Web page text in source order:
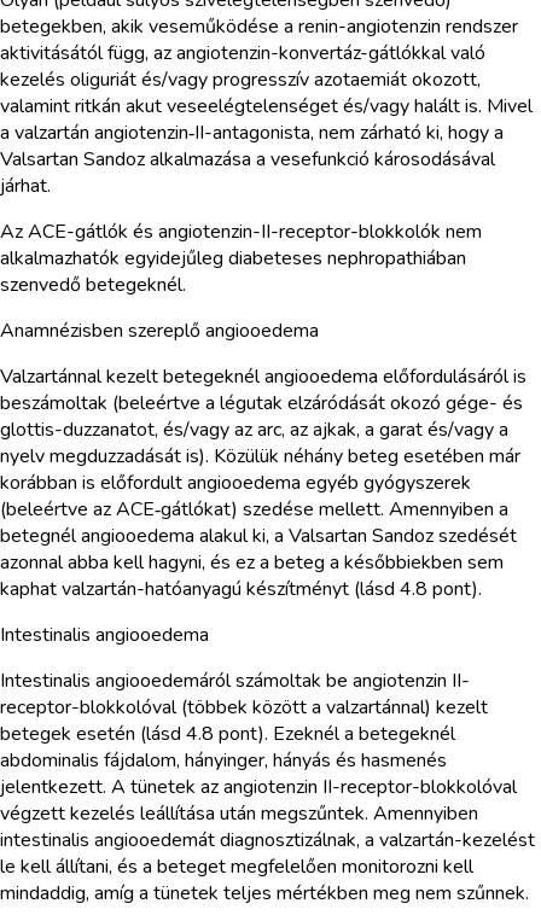
betegekben, akik veseműködése a renin-angiotenzin rendszer
aktivitásától függ, az angiotenzin-konvertáz-gátlókkal való
kezelés oliguriát és/vagy progresszív azotaemiát okozott,
valamint ritkán akut veseelégtelenséget és/vagy halált is. Mivel
a valzartán angiotenzin‑II-antagonista, nem zárható ki, hogy a
Valsartan Sandoz alkalmazása a vesefunkció károsodásával
járhat.
Az ACE-gátlók és angiotenzin-II-receptor-blokkolók nem
alkalmazhatók egyidejűleg diabeteses nephropathiában
szenvedő betegeknél.
Anamnézisben szereplő angiooedema
Valzartánnal kezelt betegeknél angiooedema előfordulásáról is
beszámoltak (beleértve a légutak elzáródását okozó gége- és
glottis-duzzanatot, és/vagy az arc, az ajkak, a garat és/vagy a
nyelv megduzzadását is). Közülük néhány beteg esetében már
korábban is előfordult angiooedema egyéb gyógyszerek
(beleértve az ACE‑gátlókat) szedése mellett. Amennyiben a
betegnél angiooedema alakul ki, a Valsartan Sandoz szedését
azonnal abba kell hagyni, és ez a beteg a későbbiekben sem
kaphat valzartán-hatóanyagú készítményt (lásd 4.8 pont).
Intestinalis angiooedema
Intestinalis angiooedemáról számoltak be angiotenzin II-
receptor-blokkolóval (többek között a valzartánnal) kezelt
betegek esetén (lásd 4.8 pont). Ezeknél a betegeknél
abdominalis fájdalom, hányinger, hányás és hasmenés
jelentkezett. A tünetek az angiotenzin II-receptor-blokkolóval
végzett kezelés leállítása után megszűntek. Amennyiben
intestinalis angiooedemát diagnosztizálnak, a valzartán-kezelést
le kell állítani, és a beteget megfelelően monitorozni kell
mindaddig, amíg a tünetek teljes mértékben meg nem szűnnek.